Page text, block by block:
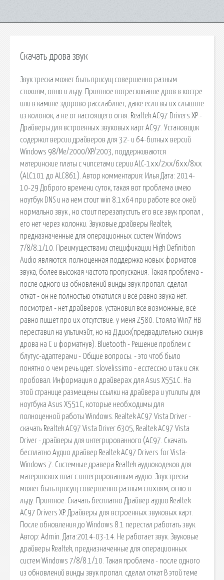
Скачать дрова звук
Звук треска может быть присущ совершенно разным
стихиям, огню и льду. Приятное потрескивание дров в костре
или в камине здорово расслабляет, даже если вы их слышите
из колонок, а не от настоящего огня. Realtek AC97 Drivers XP -
Драйверы для встроенных звуковых карт AC97. Установщик
содержит версии драйверов для 32- и 64-битных версий
Windows 98/Me/2000/XP/2003, поддерживаются
материнские платы с чипсетами серии ALC-1xx/2xx/6xx/8xx
(ALC101 до ALC861). Автор комментария: Илья Дата: 2014-
10-29 Доброго времени суток, такая вот проблема имею
ноутбук DNS и на нем стоит win 8.1x64 при работе все окей
нормально звук , но стоит перезапустить его все звук пропал ,
его нет через колонки. Звуковые драйверы Realtek,
предназначенные для операционных систем Windows
7/8/8.1/10. Преимуществами спецификации High Definition
Audio являются: полноценная поддержка новых форматов
звука, более высокая частота пропускания. Такая проблема -
после одного из обновлений винды звук пропал. сделал
откат - он не полностью откатился и всё равно звука нет.
посмотрел - нет драйверов. установил все возможные, всё
равно пишет про их отсутствие. у меня Z580. Стояла Win7 HB
переставил на ультимэйт, но на Д диск(предвадительно скинув
дрова на C и форматнув). Bluetooth - Решение проблем с
блутус-адаптерами - Общие вопросы. - это чтоб было
понятно о чем речь идет. slovelissimo - есстессно и так и сяк
пробовал. Информация о драйверах для Asus X551C. На
этой странице размещены ссылки на драйвера и утилиты для
ноутбука Asus X551C, которые необходимы для
полноценной работы Windows. Realtek AC97 Vista Driver -
скачать Realtek AC97 Vista Driver 6305, Realtek AC97 Vista
Driver - драйверы для интегрированного (AC97. Скачать
бесплатно Аудио драйвер Realtek AC97 Drivers for Vista-
Windows 7. Системные дравера Realtek аудиокодеков для
материнских плат с интегрированным аудио. Звук треска
может быть присущ совершенно разным стихиям, огню и
льду. Приятное. Скачать бесплатно Драйвер аудио Realtek
AC97 Drivers XP. Драйверы для встроенных звуковых карт.
После обновления до Windows 8.1 перестал работать звук.
Автор: Admin. Дата:2014-03-14. Не работает звук. Звуковые
драйверы Realtek, предназначенные для операционных
систем Windows 7/8/8.1/10. Такая проблема - после одного
из обновлений винды звук пропал. сделал откат В этой теме